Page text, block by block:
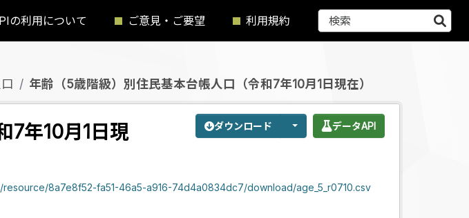
の利用について ご意見・ご要望 利用規約
年齢（5歳階級）別住民基本台帳人口（令和7年10月1日現在）
ダウンロード データAPI
7年10月1日現
8a7e8f52-fa51-46a5-a916-74d4a0834dc7/download/age_5_r0710.csv